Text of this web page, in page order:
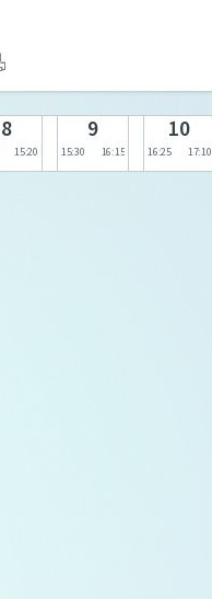
8
15:20
9
15:30 16:15
10
16:25 17:10